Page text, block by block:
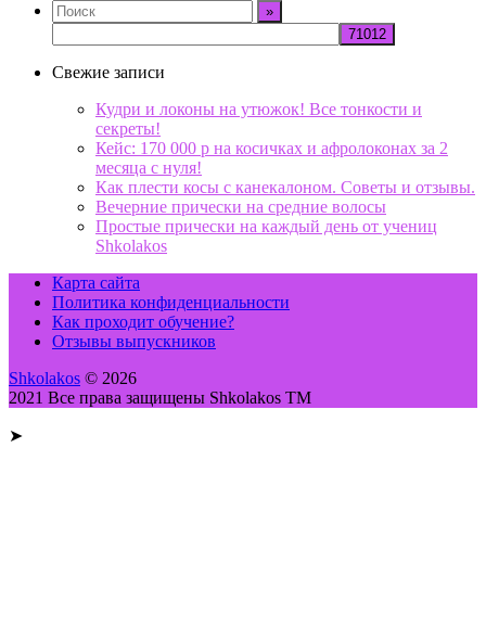
Свежие записи
Кудри и локоны на утюжок! Все тонкости и
секреты!
Кейс: 170 000 р на косичках и афролоконах за 2
месяца с нуля!
Как плести косы с канекалоном. Советы и отзывы.
Вечерние прически на средние волосы
Простые прически на каждый день от учениц
Shkolakos
Карта сайта
Политика конфиденциальности
Как проходит обучение?
Отзывы выпускников
Shkolakos © 2026
2021 Все права защищены Shkolakos TM
➤